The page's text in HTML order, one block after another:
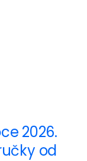
2026.
od